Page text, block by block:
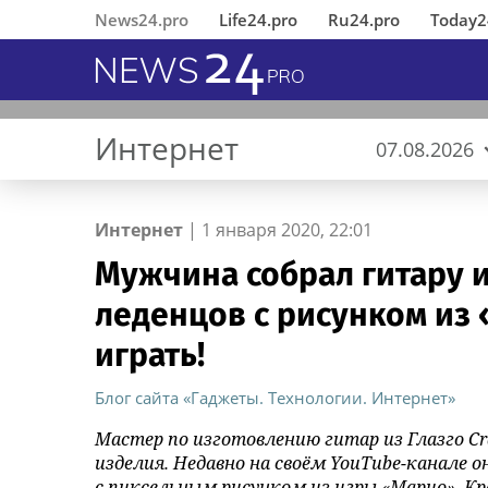
News24.pro Life24.pro Ru24.pro
В Ингушетии состоялось
открытие
отреставрированного по
инициативе
республиканского МВД
памятника первому Герою
Вернувшиеся из
«Деловые Линии» открыли
новый офис в аэропорту
Благовещенска
«Деловые
Челябинске
новый адрес
MWS AI выложила
«универсальный фильтр» для
больших языковых моделей в
открытый доступ
«ИНКА 4.0»
подход к
автоматического
Горный лес Зимний закат ЗСД
Музыка, частоты и вода -
научный комментарий
Алексея Горшкова
Генетический
музей нового
Интернет 07.08.2026
Интернет | 1 января 2020, 22:01
Мужчина собрал гитару
леденцов с рисунком
играть!
Блог сайта «Гаджеты. Технологии. Интернет»
Мастер по изготовлению гитар из Глазго
изделия. Недавно на своём YouTube-канале